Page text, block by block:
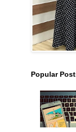
Popular